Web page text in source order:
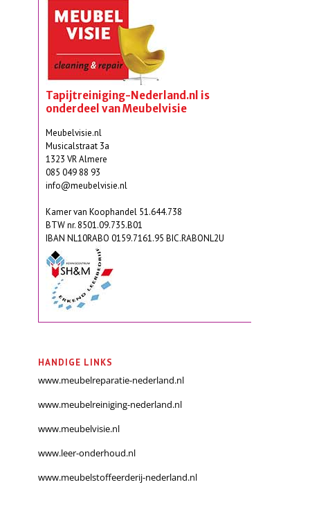
Tapijtreiniging-Nederland.nl is
onderdeel van Meubelvisie
Meubelvisie.nl
Musicalstraat 3a
1323 VR Almere
085 049 88 93
info@meubelvisie.nl
Kamer van Koophandel 51.644.738
BTW nr. 8501.09.735.B01
IBAN NL10RABO 0159.7161.95 BIC.RABONL2U
HANDIGE LINKS
www.meubelreparatie-nederland.nl
www.meubelreiniging-nederland.nl
www.meubelvisie.nl
www.leer-onderhoud.nl
www.meubelstoffeerderij-nederland.nl